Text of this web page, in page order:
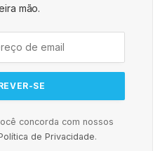
mão.
concorda com nossos
de Privacidade.